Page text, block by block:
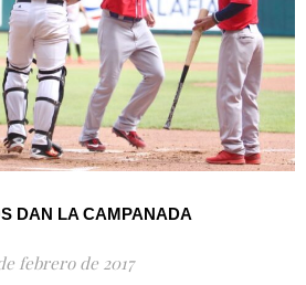
DAN LA CAMPANADA
febrero de 2017